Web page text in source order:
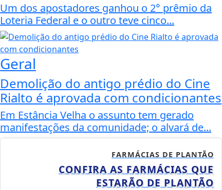
Um dos apostadores ganhou o 2° prêmio da
Loteria Federal e o outro teve cinco...
Geral
Demolição do antigo prédio do Cine
Rialto é aprovada com condicionantes
Em Estância Velha o assunto tem gerado
manifestações da comunidade; o alvará de...
FARMÁCIAS DE PLANTÃO
CONFIRA AS FARMÁCIAS QUE
ESTARÃO DE PLANTÃO